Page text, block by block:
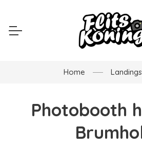
Home
Photobooth